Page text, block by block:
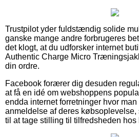
Trustpilot yder fuldstændig solide
ganske mange andre forbrugeres
det klogt, at du udforsker internet
Authentic Charge Micro
din ordre.
Facebook forærer dig desuden
at få en idé om webshoppens
endda internet forretninger hvor
anmeldelse af deres købsoplevelse,
til at tage stilling til tilfredsheden hos